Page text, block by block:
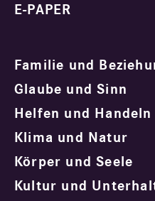
E-PAPER
Familie und
Glaube und Sinn
Helfen und Handeln
Klima und Natur
Körper und Seele
Kultur und